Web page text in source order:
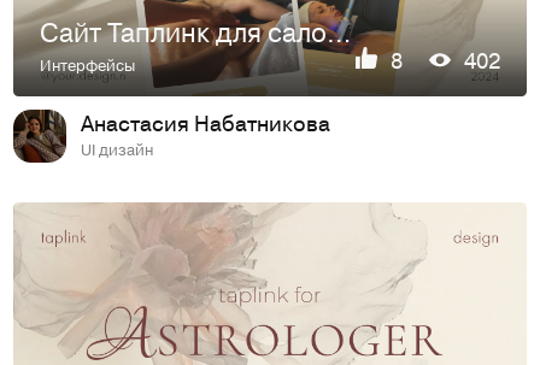
Сайт Таплинк для салона красоты. Taplink beauty studio
Интерфейсы 8 402
Анастасия Набатникова
UI дизайн